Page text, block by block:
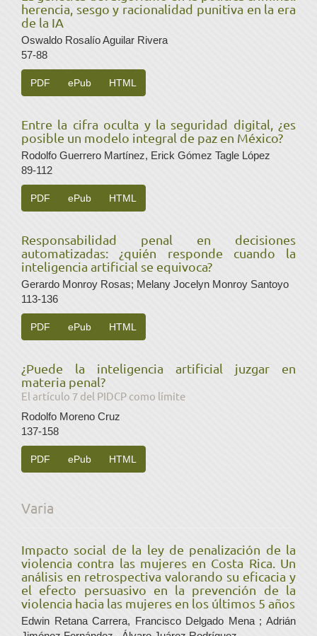
herencia, sesgo y racionalidad punitiva en la era
de la IA
Oswaldo Rosalío Aguilar Rivera
57-88
PDF ePub HTML
Entre la cifra oculta y la seguridad digital, ¿es
posible un modelo integral de paz en México?
Rodolfo Guerrero Martínez, Erick Gómez Tagle López
89-112
PDF ePub HTML
Responsabilidad penal en decisiones
automatizadas: ¿quién responde cuando la
inteligencia artificial se equivoca?
Gerardo Monroy Rosas; Melany Jocelyn Monroy Santoyo
113-136
PDF ePub HTML
¿Puede la inteligencia artificial juzgar en
materia penal?
El artículo 7 del PIDCP como límite
Rodolfo Moreno Cruz
137-158
PDF ePub HTML
Varia
Impacto social de la ley de penalización de la
violencia contra las mujeres en Costa Rica. Un
análisis en retrospectiva valorando su eficacia y
el efecto persuasivo en la prevención de la
violencia hacia las mujeres en los últimos 5 años
Edwin Retana Carrera, Francisco Delgado Mena ; Adrián